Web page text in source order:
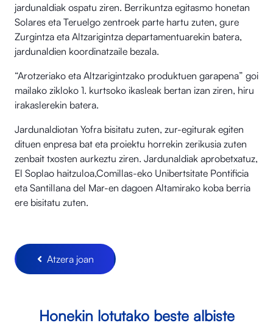
jardunaldiak ospatu ziren. Berrikuntza egitasmo honetan
Solares eta Teruelgo zentroek parte hartu zuten, gure
Zurgintza eta Altzarigintza departamentuarekin batera,
jardunaldien koordinatzaile bezala.
“Arotzeriako eta Altzarigintzako produktuen garapena” goi
mailako zikloko 1. kurtsoko ikasleak bertan izan ziren, hiru
irakaslerekin batera.
Jardunaldiotan Yofra bisitatu zuten, zur-egiturak egiten
dituen enpresa bat eta proiektu horrekin zerikusia zuten
zenbait txosten aurkeztu ziren. Jardunaldiak aprobetxatuz,
El Soplao haitzuloa,Comillas-eko Unibertsitate Pontificia
eta Santillana del Mar-en dagoen Altamirako koba berria
ere bisitatu zuten.
Atzera joan
Honekin lotutako beste albiste